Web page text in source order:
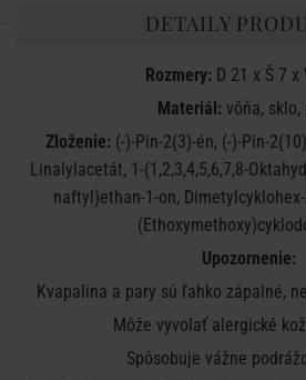
DETAILY
Rozmery:D 21 x Š 7 x
Materiál:vôňa, sklo,
Zloženie: (-)-Pin-2(3)-én, (-)-Pin-
Linalylacetát, 1-(1,2,3,4,5,6,7,8-
naftyl)ethan-1-on,
Upozornenie:
Kvapalina a pary sú ľahko zápalné,
Môže vyvolať alergické
Spôsobuje vážne